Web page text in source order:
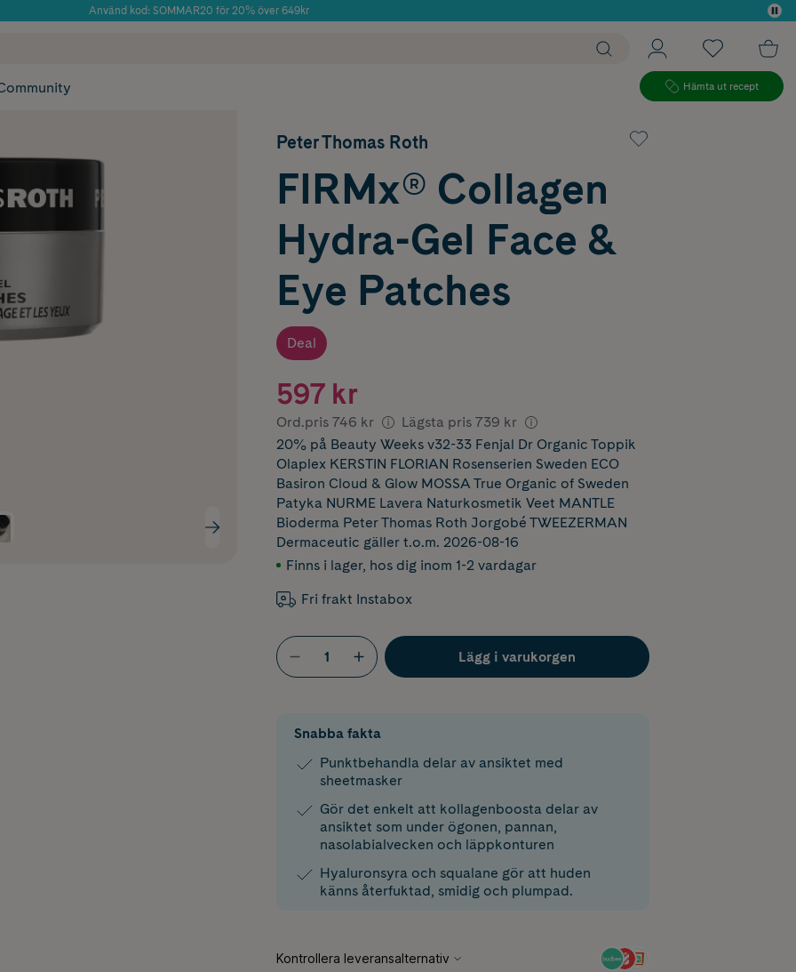
Använd kod: SOMMAR20 för 20% över 649kr
Hämta ut recept
Peter Thomas Roth
FIRMx® Collagen
Hydra-Gel Face &
Eye Patches
Deal
597 kr
Ord.pris 746 kr Lägsta pris 739 kr
20% på Beauty Weeks v32-33 Fenjal Dr Organic Toppik
Olaplex KERSTIN FLORIAN Rosenserien Sweden ECO
Basiron Cloud & Glow MOSSA True Organic of Sweden
Patyka NURME Lavera Naturkosmetik Veet MANTLE
Bioderma Peter Thomas Roth Jorgobé TWEEZERMAN
Dermaceutic gäller t.o.m. 2026-08-16
Finns i lager, hos dig inom 1-2 vardagar
Fri frakt Instabox
Lägg i varukorgen
Snabba fakta
Punktbehandla delar av ansiktet med
sheetmasker
Gör det enkelt att kollagenboosta delar av
ansiktet som under ögonen, pannan,
nasolabialvecken och läppkonturen
Hyaluronsyra och squalane gör att huden
känns återfuktad, smidig och plumpad.